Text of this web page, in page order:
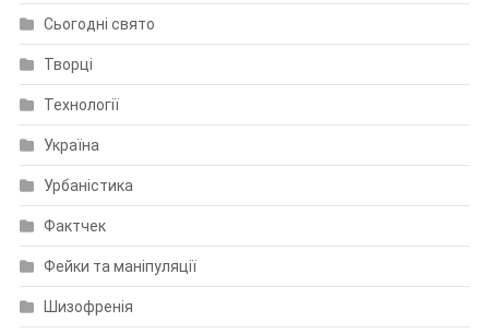
Сьогодні свято
Творці
Технології
Україна
Урбаністика
Фактчек
Фейки та маніпуляції
Шизофренія